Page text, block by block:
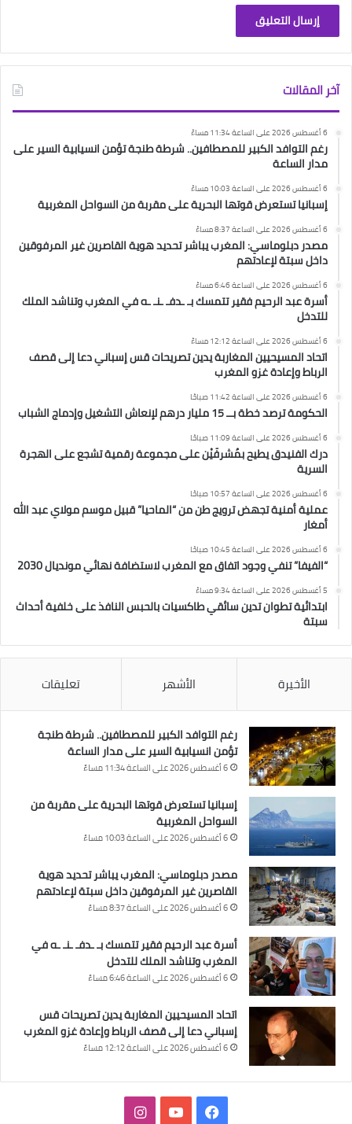
آخر المقالات
6 أغسطس 2026 على الساعة 11:34 مساءً
رغم التوافد الكبير للمصطافين.. شرطة طنجة تؤمن انسيابية السير على
مدار الساعة
6 أغسطس 2026 على الساعة 10:03 مساءً
إسبانيا تستعرض قوتها البحرية على مقربة من السواحل المغربية
6 أغسطس 2026 على الساعة 8:37 مساءً
مصدر دبلوماسي: المغرب يباشر تحديد هوية القاصرين غير المرفوقين
داخل سبتة لإعادتهم
6 أغسطس 2026 على الساعة 6:46 مساءً
أسرة عبد الرحيم فقير تتمسك بـ ـدفـ ـنـ ـه في المغرب وتناشد الملك
للتدخل
6 أغسطس 2026 على الساعة 12:12 مساءً
اتحاد المسيحيين المغاربة يدين تصريحات قس إسباني دعا إلى قصف
الرباط وإعادة غزو المغرب
6 أغسطس 2026 على الساعة 11:42 صباحًا
الحكومة ترصد خطة بــ 15 مليار درهم لإنعاش التشغيل وإدماج الشباب
6 أغسطس 2026 على الساعة 11:09 صباحًا
درك الفنيدق يطيح بمُشرفَيْن على مجموعة رقمية تشجع على الهجرة
السرية
6 أغسطس 2026 على الساعة 10:57 صباحًا
عملية أمنية تجهض ترويج طن من “الماحيا” قبيل موسم مولاي عبد الله
أمغار
6 أغسطس 2026 على الساعة 10:45 صباحًا
“الفيفا” تنفي وجود اتفاق مع المغرب لاستضافة نهائي مونديال 2030
5 أغسطس 2026 على الساعة 9:34 مساءً
ابتدائية تطوان تدين سائقي طاكسيات بالحبس النافذ على خلفية أحداث
سبتة
الأخيرة الأشهر تعليقات
رغم التوافد الكبير للمصطافين.. شرطة طنجة
تؤمن انسيابية السير على مدار الساعة
6 أغسطس 2026 على الساعة 11:34 مساءً
إسبانيا تستعرض قوتها البحرية على مقربة من
السواحل المغربية
6 أغسطس 2026 على الساعة 10:03 مساءً
مصدر دبلوماسي: المغرب يباشر تحديد هوية
القاصرين غير المرفوقين داخل سبتة لإعادتهم
6 أغسطس 2026 على الساعة 8:37 مساءً
أسرة عبد الرحيم فقير تتمسك بـ ـدفـ ـنـ ـه في
المغرب وتناشد الملك للتدخل
6 أغسطس 2026 على الساعة 6:46 مساءً
اتحاد المسيحيين المغاربة يدين تصريحات قس
إسباني دعا إلى قصف الرباط وإعادة غزو المغرب
6 أغسطس 2026 على الساعة 12:12 مساءً
فيسبوك‫YouTubeانستقرام